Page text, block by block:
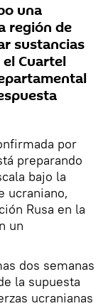
una
región de
sustancias
Cuartel
por
preparando
bajo la
ucraniano,
Rusa en la
un
dos semanas
la supuesta
ucranianas